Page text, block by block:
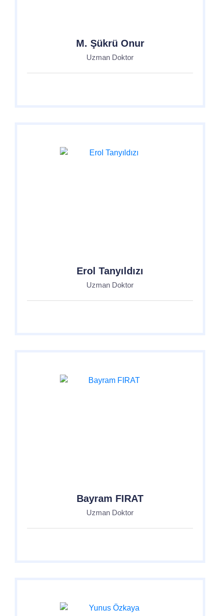
M. Şükrü Onur
Uzman Doktor
Erol Tanyıldızı
Uzman Doktor
Bayram FIRAT
Uzman Doktor